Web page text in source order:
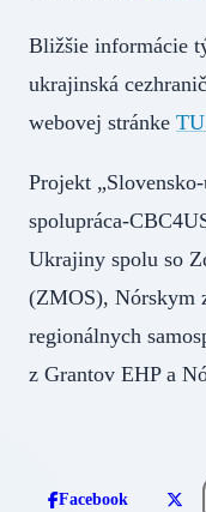
Bližšie informácie
ukrajinská
webovej stránke
Projekt
spolupráca-
Ukrajiny spolu so
(ZMOS), Nórskym
regionálnych
z Grantov EHP a
Facebook